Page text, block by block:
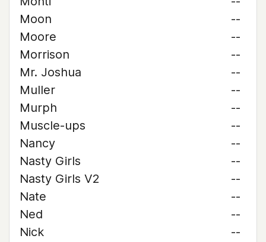
Moon
--
Moore
--
Morrison
--
Mr. Joshua
--
Muller
--
Murph
--
Muscle-ups
--
Nancy
--
Nasty Girls
--
Nasty Girls V2
--
Nate
--
Ned
--
Nick
--